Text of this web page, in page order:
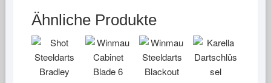
Ähnliche Produkte